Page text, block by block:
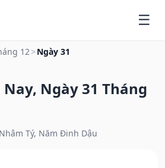
12> Ngày 31
Ngày 31 Tháng
Tý, Năm Đinh Dậu